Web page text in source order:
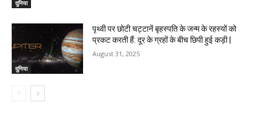
दुनिया
दुनिया
पृथ्वी पर छोटी चट्टानें बृहस्पति के जन्म के रहस्यों को
प्रकट करती हैं: दूर के ग्रहों के बीच छिपी हुई कड़ी |
August 31, 2025